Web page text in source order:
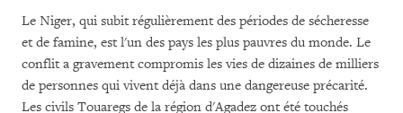
Le Niger, qui subit régulièrement des périodes de sécheresse
et de famine, est l'un des pays les plus pauvres du monde. Le
conflit a gravement compromis les vies de dizaines de milliers
de personnes qui vivent déjà dans une dangereuse précarité.
Les civils Touaregs de la région d'Agadez ont été touchés